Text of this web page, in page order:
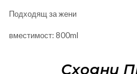
Подходящ за жени
вместимост: 800ml
Сходни